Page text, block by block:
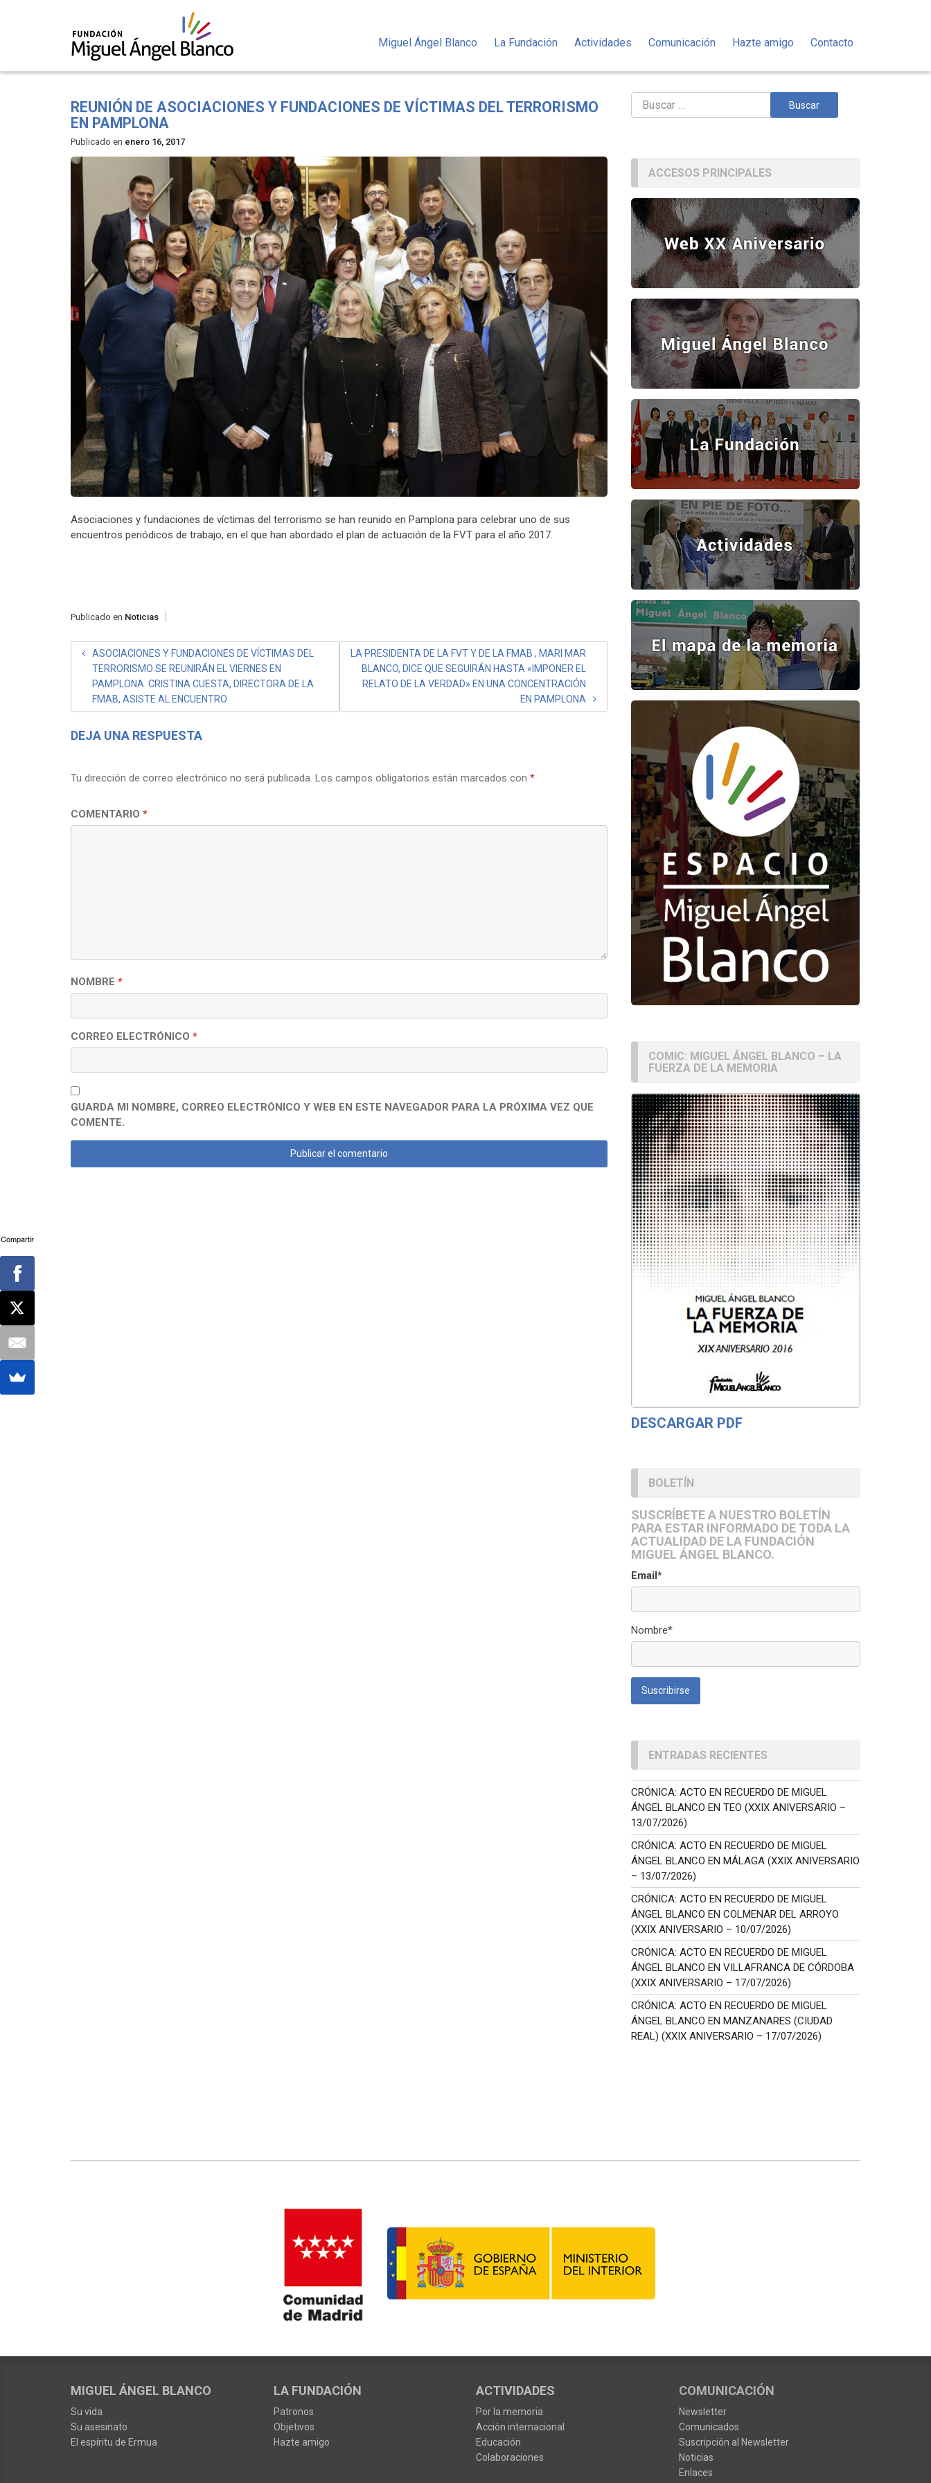
Miguel Ángel Blanco La Fundación Actividades Comunicación Hazte amigo Contacto
REUNIÓN DE ASOCIACIONES Y FUNDACIONES DE VÍCTIMAS DEL TERRORISMO
EN PAMPLONA
Publicado en enero 16, 2017
Asociaciones y fundaciones de víctimas del terrorismo se han reunido en Pamplona para celebrar uno de sus
encuentros periódicos de trabajo, en el que han abordado el plan de actuación de la FVT para el año 2017.
Publicado en Noticias
NAVEGACIÓN
ENTRADAS
ASOCIACIONES Y FUNDACIONES DE VÍCTIMAS DEL
TERRORISMO SE REUNIRÁN EL VIERNES EN
PAMPLONA. CRISTINA CUESTA, DIRECTORA DE LA
FMAB, ASISTE AL ENCUENTRO
LA PRESIDENTA DE LA FVT Y DE LA FMAB , MARI MAR
BLANCO, DICE QUE SEGUIRÁN HASTA «IMPONER EL
RELATO DE LA VERDAD» EN UNA CONCENTRACIÓN
EN PAMPLONA
DEJA UNA RESPUESTA
Tu dirección de correo electrónico no será publicada. Los campos obligatorios están marcados con *
COMENTARIO *
NOMBRE *
CORREO ELECTRÓNICO *
GUARDA MI NOMBRE, CORREO ELECTRÓNICO Y WEB EN ESTE NAVEGADOR PARA LA PRÓXIMA VEZ QUE
COMENTE.
Buscar:
ACCESOS PRINCIPALES
COMIC: MIGUEL ÁNGEL BLANCO – LA
FUERZA DE LA MEMORIA
DESCARGAR PDF
BOLETÍN
SUSCRÍBETE A NUESTRO BOLETÍN
PARA ESTAR INFORMADO DE TODA LA
ACTUALIDAD DE LA FUNDACIÓN
MIGUEL ÁNGEL BLANCO.
Email*
Nombre*
ENTRADAS RECIENTES
CRÓNICA: ACTO EN RECUERDO DE MIGUEL
ÁNGEL BLANCO EN TEO (XXIX ANIVERSARIO –
13/07/2026)
CRÓNICA: ACTO EN RECUERDO DE MIGUEL
ÁNGEL BLANCO EN MÁLAGA (XXIX ANIVERSARIO
– 13/07/2026)
CRÓNICA: ACTO EN RECUERDO DE MIGUEL
ÁNGEL BLANCO EN COLMENAR DEL ARROYO
(XXIX ANIVERSARIO – 10/07/2026)
CRÓNICA: ACTO EN RECUERDO DE MIGUEL
ÁNGEL BLANCO EN VILLAFRANCA DE CÓRDOBA
(XXIX ANIVERSARIO – 17/07/2026)
CRÓNICA: ACTO EN RECUERDO DE MIGUEL
ÁNGEL BLANCO EN MANZANARES (CIUDAD
REAL) (XXIX ANIVERSARIO – 17/07/2026)
MIGUEL ÁNGEL BLANCO
Su vida
Su asesinato
El espíritu de Ermua
LA FUNDACIÓN
Patronos
Objetivos
Hazte amigo
ACTIVIDADES
Por la memoria
Acción internacional
Educación
Colaboraciones
COMUNICACIÓN
Newsletter
Comunicados
Suscripción al Newsletter
Noticias
Enlaces
Compartir